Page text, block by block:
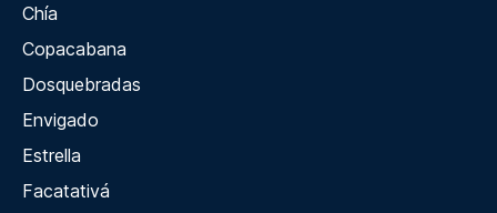
Chía
Copacabana
Dosquebradas
Envigado
Estrella
Facatativá